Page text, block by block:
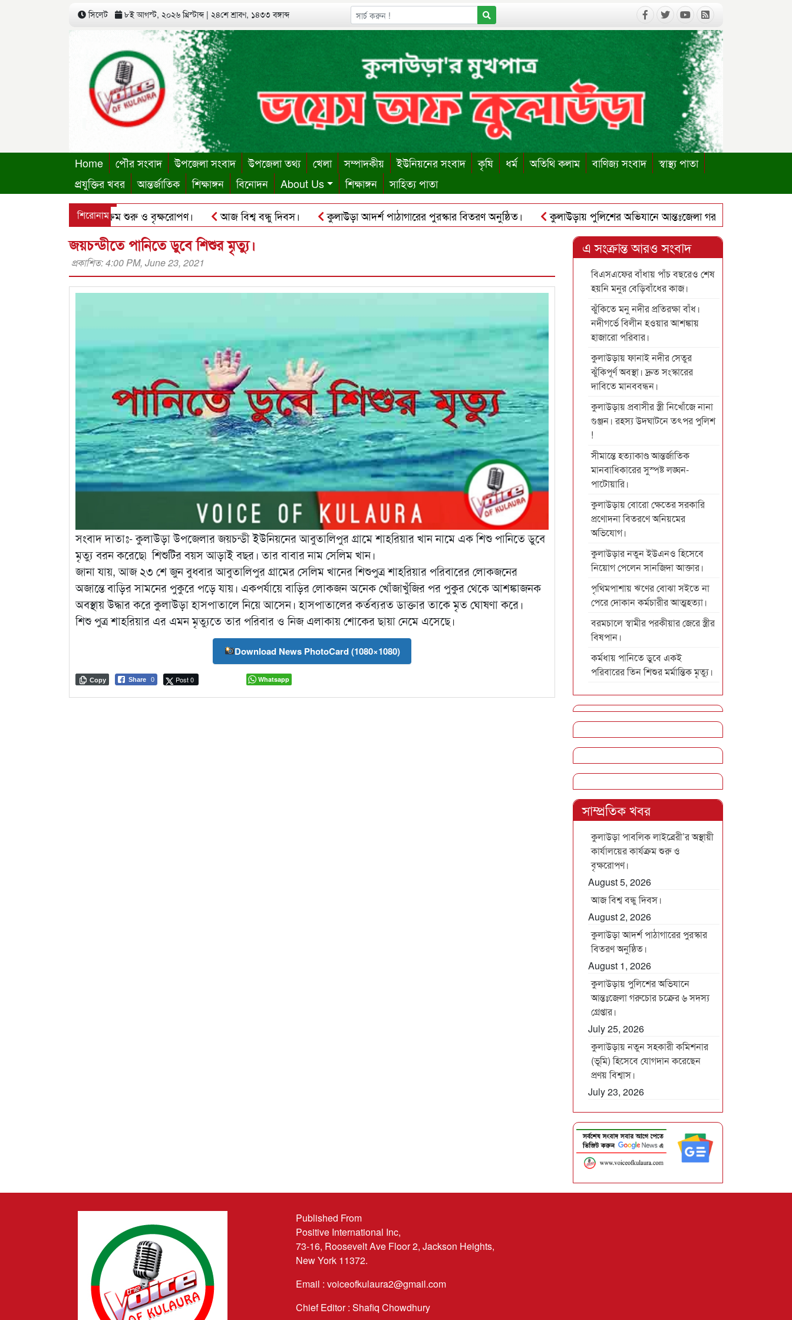
সিলেট ৮ই আগস্ট, ২০২৬ খ্রিস্টাব্দ | ২৪শে শ্রাবণ, ১৪৩৩ বঙ্গাব্দ
Home পৌর সংবাদ উপজেলা সংবাদ উপজেলা তথ্য খেলা সম্পাদকীয় ইউনিয়নের সংবাদ কৃষি ধর্ম অতিথি কলাম বাণিজ্য সংবাদ
স্বাস্থ্য পাতা
প্রযুক্তির খবর
আন্তর্জাতিক শিক্ষাঙ্গন বিনোদন About Us শিক্ষাঙ্গন সাহিত্য পাতা
শিরোনাম
কার্যালয়ের কার্যক্রম শুরু ও বৃক্ষরোপণ। আজ বিশ্ব বন্ধু দিবস। কুলাউড়া আদর্শ পাঠাগারের পুরস্কার বিতরণ অনুষ্ঠিত।
কুলাউড়ায় পুলিশের অভিযানে আন্তঃজেলা গরুচোর চক্রের ৬ সদস্য
ছবি হোয়াটসঅ্যাপে ব্যবহার করে প্রতারণার চেষ্টা।
কুলাউড়ায় পাবলিক লাইব্রেরি পুনঃস্থাপনের দাবিতে ইউএনও বরাবর
জয়চন্ডীতে পানিতে ডুবে শিশুর মৃত্যু।
প্রকাশিত: 4:00 PM, June 23, 2021
সংবাদ দাতাঃ- কুলাউড়া উপজেলার জয়চন্ডী ইউনিয়নের আবুতালিপুর গ্রামে শাহরিয়ার খান নামে এক শিশু পানিতে ডুবে
মৃত্যু বরন করেছে৷ শিশুটির বয়স আড়াই বছর। তার বাবার নাম সেলিম খান।
জানা যায়, আজ ২৩ শে জুন বুধবার আবুতালিপুর গ্রামের সেলিম খানের শিশুপুত্র শাহরিয়ার পরিবারের লোকজনের
অজান্তে বাড়ির সামনের পুকুরে পড়ে যায়। একপর্যায়ে বাড়ির লোকজন অনেক খোঁজাখুঁজির পর পুকুর থেকে আশঙ্কাজনক
অবস্থায় উদ্ধার করে কুলাউড়া হাসপাতালে নিয়ে আসেন। হাসপাতালের কর্তব্যরত ডাক্তার তাকে মৃত ঘোষণা করে।
শিশু পুত্র শাহরিয়ার এর এমন মৃত্যুতে তার পরিবার ও নিজ এলাকায় শোকের ছায়া নেমে এসেছে।
Download News PhotoCard (1080×1080)
Share 0 Post 0
Copy Whatsapp
এ সংক্রান্ত আরও সংবাদ
বিএসএফের বাঁধায় পাঁচ বছরেও শেষ
হয়নি মনুর বেড়িবাঁধের কাজ।
ঝুঁকিতে মনু নদীর প্রতিরক্ষা বাঁধ।
নদীগর্ভে বিলীন হওয়ার আশঙ্কায়
হাজারো পরিবার।
কুলাউড়ায় ফানাই নদীর সেতুর
ঝুঁকিপূর্ণ অবস্থা। দ্রুত সংস্কারের
দাবিতে মানববন্ধন।
কুলাউড়ায় প্রবাসীর স্ত্রী নিখোঁজে নানা
গুঞ্জন। রহস্য উদঘাটনে তৎপর পুলিশ
!
সীমান্তে হত্যাকাণ্ড আন্তর্জাতিক
মানবাধিকারের সুস্পষ্ট লঙ্ঘন-
পাটোয়ারি।
কুলাউড়ায় বোরো ক্ষেতের সরকারি
প্রণোদনা বিতরণে অনিয়মের
অভিযোগ।
কুলাউড়ার নতুন ইউএনও হিসেবে
নিয়োগ পেলেন সানজিদা আক্তার।
পৃথিমপাশায় ঋণের বোঝা সইতে না
পেরে দোকান কর্মচারীর আত্মহত্যা।
বরমচালে স্বামীর পরকীয়ার জেরে স্ত্রীর
বিষপান।
কর্মধায় পানিতে ডুবে একই
পরিবারের তিন শিশুর মর্মান্তিক মৃত্যু।
সাম্প্রতিক খবর
কুলাউড়া পাবলিক লাইব্রেরী’র অস্থায়ী
কার্যালয়ের কার্যক্রম শুরু ও
বৃক্ষরোপণ।
August 5, 2026
আজ বিশ্ব বন্ধু দিবস।
August 2, 2026
কুলাউড়া আদর্শ পাঠাগারের পুরস্কার
বিতরণ অনুষ্ঠিত।
August 1, 2026
কুলাউড়ায় পুলিশের অভিযানে
আন্তঃজেলা গরুচোর চক্রের ৬ সদস্য
গ্রেপ্তার।
July 25, 2026
কুলাউড়ায় নতুন সহকারী কমিশনার
(ভূমি) হিসেবে যোগদান করেছেন
প্রণয় বিশ্বাস।
July 23, 2026
Published From
Positive International Inc,
73-16, Roosevelt Ave Floor 2, Jackson Heights,
New York 11372.
Email : voiceofkulaura2@gmail.com
Chief Editor : Shafiq Chowdhury